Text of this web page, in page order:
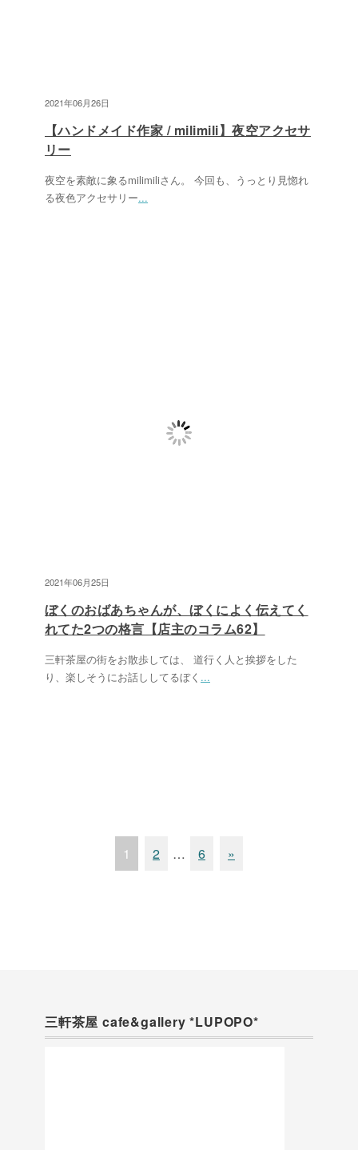
2021年06月26日
【ハンドメイド作家 / milimili】夜空アクセサ
リー
夜空を素敵に象るmilimiliさん。 今回も、うっとり見惚れ
る夜色アクセサリー...
2021年06月25日
ぼくのおばあちゃんが、ぼくによく伝えてく
れてた2つの格言【店主のコラム62】
三軒茶屋の街をお散歩しては、 道行く人と挨拶をした
り、楽しそうにお話ししてるぼく ...
1 2 … 6 »
三軒茶屋 cafe&gallery *LUPOPO*